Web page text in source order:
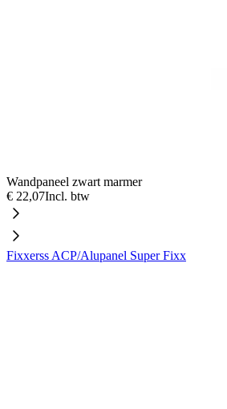
Wandpaneel zwart marmer
€ 22,07Incl. btw
Fixxerss ACP/Alupanel Super Fixx